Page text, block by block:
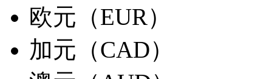
欧元（EUR）
加元（CAD）